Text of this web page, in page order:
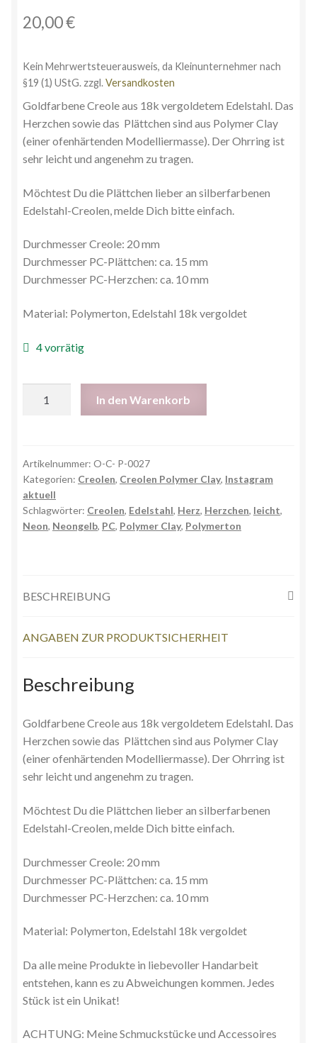
20,00€
Kein Mehrwertsteuerausweis, da Kleinunternehmer nach
§19 (1) UStG. zzgl.Versandkosten
Goldfarbene Creole aus 18k vergoldetem Edelstahl. Das
Herzchen sowie das Plättchen sind aus Polymer Clay
(einer ofenhärtenden Modelliermasse). Der Ohrring ist
sehr leicht und angenehm zu tragen.
Möchtest Du die Plättchen lieber an silberfarbenen
Edelstahl-Creolen, melde Dich bitte einfach.
Durchmesser Creole: 20 mm
Durchmesser PC-Plättchen: ca. 15 mm
Durchmesser PC-Herzchen: ca. 10 mm
Material: Polymerton, Edelstahl 18k vergoldet
4 vorrätig
In den Warenkorb
Artikelnummer: O-C- P-0027
Kategorien: Creolen, Creolen Polymer Clay, Instagram
aktuell
Schlagwörter: Creolen, Edelstahl, Herz, Herzchen, leicht,
Neon, Neongelb, PC, Polymer Clay, Polymerton
BESCHREIBUNG
ANGABEN ZUR PRODUKTSICHERHEIT
Beschreibung
Goldfarbene Creole aus 18k vergoldetem Edelstahl. Das
Herzchen sowie das Plättchen sind aus Polymer Clay
(einer ofenhärtenden Modelliermasse). Der Ohrring ist
sehr leicht und angenehm zu tragen.
Möchtest Du die Plättchen lieber an silberfarbenen
Edelstahl-Creolen, melde Dich bitte einfach.
Durchmesser Creole: 20 mm
Durchmesser PC-Plättchen: ca. 15 mm
Durchmesser PC-Herzchen: ca. 10 mm
Material: Polymerton, Edelstahl 18k vergoldet
Da alle meine Produkte in liebevoller Handarbeit
entstehen, kann es zu Abweichungen kommen. Jedes
Stück ist ein Unikat!
ACHTUNG: Meine Schmuckstücke und Accessoires